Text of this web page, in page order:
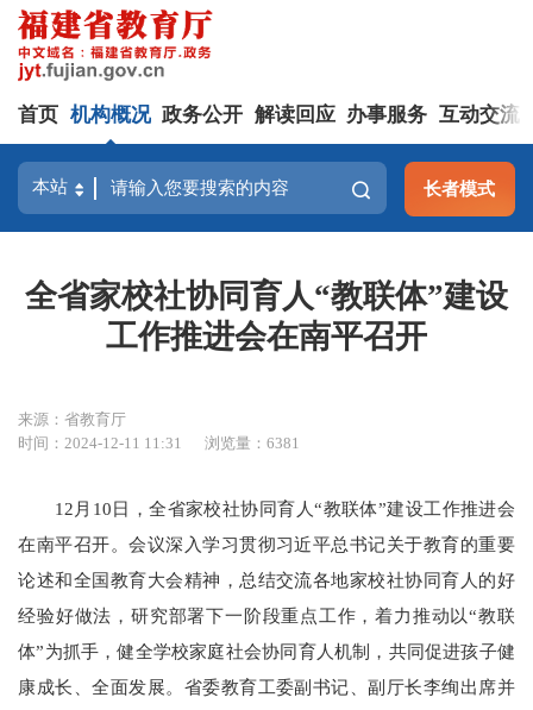
首页 机构概况 政务公开 解读回应 办事服务 互动交流
长者模式
全省家校社协同育人“教联体”建设
工作推进会在南平召开
来源：省教育厅
时间：2024-12-11 11:31
浏览量：6381
12月10日，全省家校社协同育人“教联体”建设工作推进会
在南平召开。会议深入学习贯彻习近平总书记关于教育的重要
论述和全国教育大会精神，总结交流各地家校社协同育人的好
经验好做法，研究部署下一阶段重点工作，着力推动以“教联
体”为抓手，健全学校家庭社会协同育人机制，共同促进孩子健
康成长、全面发展。省委教育工委副书记、副厅长李绚出席并